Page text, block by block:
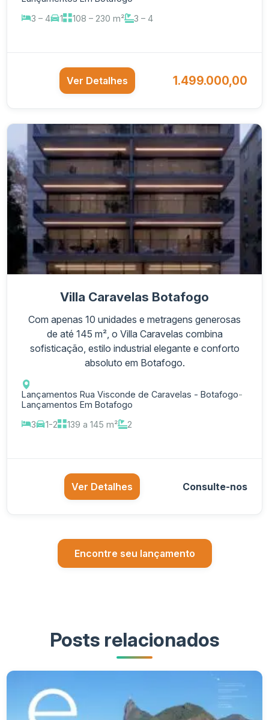
3 – 4
1 108 – 230 m² 3 – 4
Ver Detalhes 1.499.000,00
Villa Caravelas Botafogo
Com apenas 10 unidades e metragens generosas
de até 145 m², o Villa Caravelas combina
sofisticação, estilo industrial elegante e conforto
absoluto em Botafogo.
Lançamentos Rua Visconde de Caravelas - Botafogo-
Lançamentos Em Botafogo
3
1-2 139 a 145 m² 2
Ver Detalhes Consulte-nos
Encontre seu lançamento
Posts relacionados